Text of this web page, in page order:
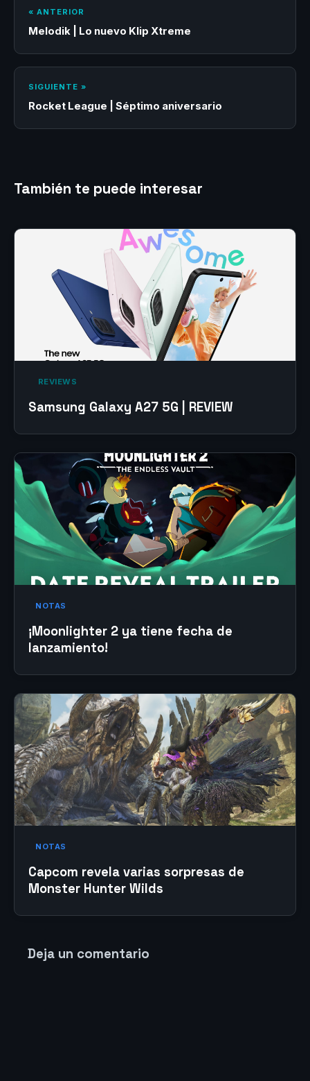
« ANTERIOR
Melodik | Lo nuevo Klip Xtreme
SIGUIENTE »
Rocket League | Séptimo aniversario
También te puede interesar
‎ REVIEWS‎
Samsung Galaxy A27 5G | REVIEW
NOTAS
¡Moonlighter 2 ya tiene fecha de
lanzamiento!
NOTAS
Capcom revela varias sorpresas de
Monster Hunter Wilds
Deja un comentario